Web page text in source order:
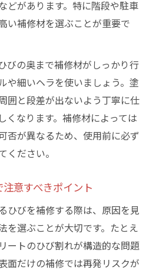
どがあります。特に階段や駐車
い補修材を選ぶことが重要で
びの奥まで補修材がしっかり行
や細いヘラを使いましょう。塗
囲と段差が出ないよう丁寧に仕
くなります。補修材によっては
否が異なるため、使用前に必ず
ください。
意すべきポイント
ひびを補修する際は、原因を見
を選ぶことが大切です。たとえ
ートのひび割れが構造的な問題
面だけの補修では再発リスクが